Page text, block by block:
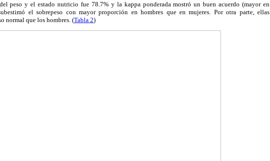
peso y el estado nutricio fue 78.7% y la kappa ponderada mostró un buen acuerdo (mayor en
el sobrepeso con mayor proporción en hombres que en mujeres. Por otra parte, ellas
normal que los hombres. (Tabla 2)